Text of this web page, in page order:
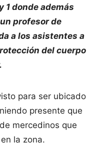
1 donde además
profesor de
a los asistentes a
del cuerpo
para ser ubicado
presente que
mercedinos que
la zona.